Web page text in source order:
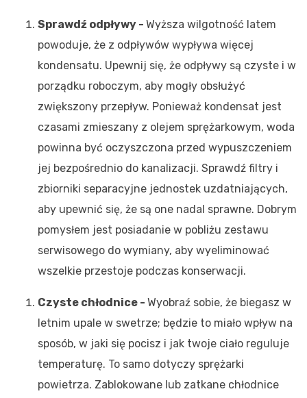
Sprawdź odpływy - Wyższa wilgotność latem
powoduje, że z odpływów wypływa więcej
kondensatu. Upewnij się, że odpływy są czyste i w
porządku roboczym, aby mogły obsłużyć
zwiększony przepływ. Ponieważ kondensat jest
czasami zmieszany z olejem sprężarkowym, woda
powinna być oczyszczona przed wypuszczeniem
jej bezpośrednio do kanalizacji. Sprawdź filtry i
zbiorniki separacyjne jednostek uzdatniających,
aby upewnić się, że są one nadal sprawne. Dobrym
pomysłem jest posiadanie w pobliżu zestawu
serwisowego do wymiany, aby wyeliminować
wszelkie przestoje podczas konserwacji.
Czyste chłodnice - Wyobraź sobie, że biegasz w
letnim upale w swetrze; będzie to miało wpływ na
sposób, w jaki się pocisz i jak twoje ciało reguluje
temperaturę. To samo dotyczy sprężarki
powietrza. Zablokowane lub zatkane chłodnice